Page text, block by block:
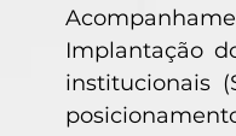
Implantação
institucionais